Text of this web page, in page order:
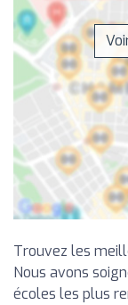
Trouvez les
Nous avons
écoles les plus